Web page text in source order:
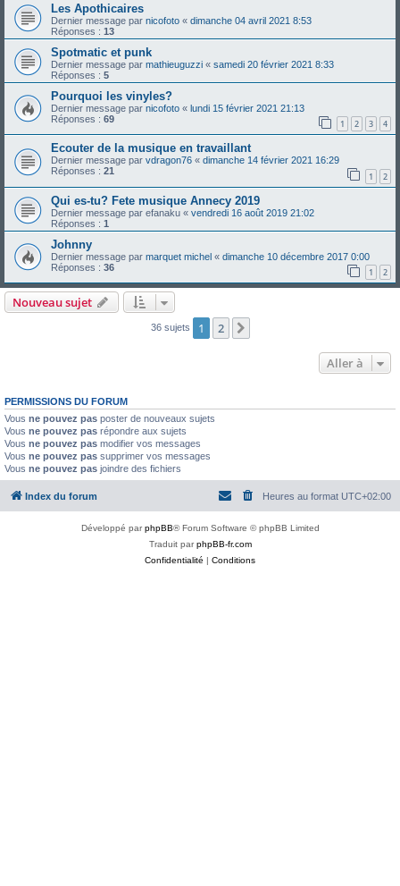
Les Apothicaires
Dernier message par nicofoto « dimanche 04 avril 2021 8:53
Réponses : 13
Spotmatic et punk
Dernier message par mathieuguzzi « samedi 20 février 2021 8:33
Réponses : 5
Pourquoi les vinyles?
Dernier message par nicofoto « lundi 15 février 2021 21:13
Réponses : 69 1 2 3 4
Ecouter de la musique en travaillant
Dernier message par vdragon76 « dimanche 14 février 2021 16:29
Réponses : 21 1 2
Qui es-tu? Fete musique Annecy 2019
Dernier message par efanaku « vendredi 16 août 2019 21:02
Réponses : 1
Johnny
Dernier message par marquet michel « dimanche 10 décembre 2017 0:00
Réponses : 36 1 2
Nouveau sujet
36 sujets 1 2
Aller à
PERMISSIONS DU FORUM
Vous ne pouvez pas poster de nouveaux sujets
Vous ne pouvez pas répondre aux sujets
Vous ne pouvez pas modifier vos messages
Vous ne pouvez pas supprimer vos messages
Vous ne pouvez pas joindre des fichiers
Index du forum Heures au format UTC+02:00
Développé parphpBB® Forum Software © phpBB Limited
Traduit parphpBB-fr.com
Confidentialité | Conditions